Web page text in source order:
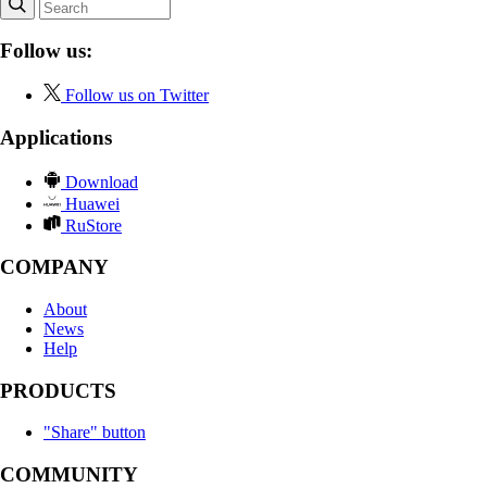
Follow us:
Follow us on Twitter
Applications
Download
Huawei
RuStore
COMPANY
About
News
Help
PRODUCTS
"Share" button
COMMUNITY